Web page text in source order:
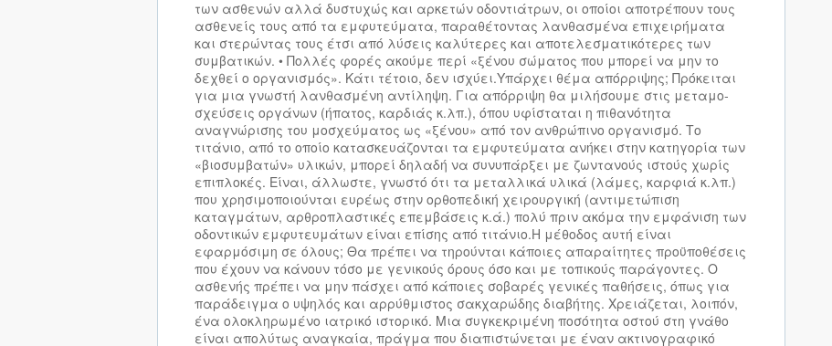
των ασθενών αλλά δυστυχώς και αρκετών οδοντιάτρων, οι οποίοι αποτρέπουν τους
ασθενείς τους από τα εμφυτεύματα, παραθέτοντας λανθασμένα επιχειρήματα
και στερώντας τους έτσι από λύσεις καλύτερες και αποτελεσματικότερες των
συμβατικών. • Πολλές φορές ακούμε περί «ξένου σώματος που μπορεί να μην το
δεχθεί ο οργανισμός». Κάτι τέτοιο, δεν ισχύει.Υπάρχει θέμα απόρριψης; Πρόκειται
για μια γνωστή λανθασμένη αντίληψη. Για απόρριψη θα μιλήσουμε στις μεταμο­
σχεύσεις οργάνων (ήπατος, καρ­διάς κ.λπ.), όπου υφίσταται η πιθανότητα
αναγνώρισης του μοσχεύματος ως «ξένου» από τον ανθρώπινο οργανισμό. Το
τιτάνιο, από το οποίο κατασκευάζονται τα εμφυτεύματα ανήκει στην κατηγορία των
«βιοσυμβατών» υλικών, μπορεί δηλαδή να συνυπάρξει με ζωντανούς ιστούς χωρίς
επιπλοκές. Είναι, άλλωστε, γνωστό ότι τα μεταλλικά υλικά (λάμες, καρφιά κ.λπ.)
που χρησιμοποιούνται ευρέως στην ορθοπεδική χειρουργική (αντιμετώπιση
καταγμάτων, αρθροπλαστικές επεμβάσεις κ.ά.) πολύ πριν ακόμα την εμφάνιση των
οδοντικών εμφυτευμάτων είναι επίσης από τιτάνιο.Η μέθοδος αυτή είναι
εφαρμόσιμη σε όλους; Θα πρέπει να τηρούνται κάποιες απαραίτητες προϋποθέσεις
που έχουν να κάνουν τόσο με γενικούς όρους όσο και με τοπικούς παράγοντες. Ο
ασθενής πρέπει να μην πάσχει από κάποιες σοβαρές γενικές παθήσεις, όπως για
παράδειγμα ο υψηλός και αρρύθμιστος σακχαρώδης διαβήτης. Χρειάζεται, λοιπόν,
ένα ολοκληρωμένο ιατρικό ιστορικό. Μια συγκεκριμένη ποσότητα οστού στη γνάθο
είναι απολύτως αναγκαία, πράγμα που διαπιστώνεται με έναν ακτινογραφικό